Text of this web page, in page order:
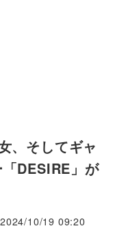
、そしてギャ
DESIRE」が
2024/10/19 09:20